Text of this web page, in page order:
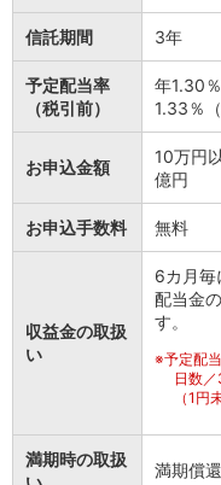
信託期間 3年
予定配当率
（税引前）
年1.30
1.33％
お申込金額
10万円
億円
お申込手数料 無料
収益金の取扱
い
6カ月毎
配当金
す。
※予定配
日数
（1円
満期時の取扱
満期償